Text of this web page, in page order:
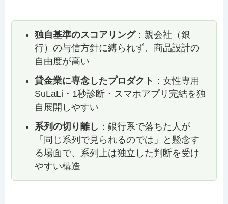
独自基準のスコアリング：親会社（銀
行）の与信方針に縛られず、商品設計の
自由度が高い
貸金業に専念したプロダクト ：女性専用
SuLaLi・1秒診断・スマホアプリ完結を独
自展開しやすい
系列の切り離し ：銀行系で落ちた人が
「同じ系列で見られるのでは」と懸念す
る場面で、系列上は独立した判断を受け
やすい構造